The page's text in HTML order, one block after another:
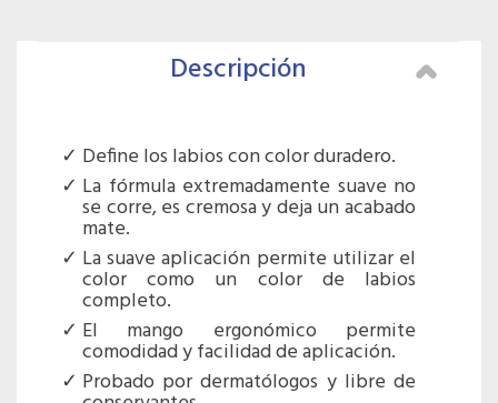
Descripción
Define los labios con color duradero.
La fórmula extremadamente suave no
se corre, es cremosa y deja un acabado
mate.
La suave aplicación permite utilizar el
color como un color de labios
completo.
El mango ergonómico permite
comodidad y facilidad de aplicación.
Probado por dermatólogos y libre de